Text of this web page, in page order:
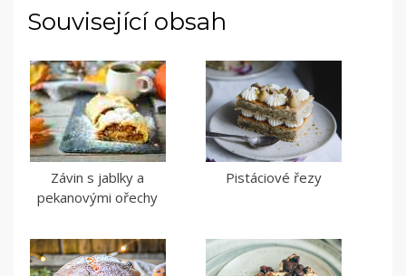
Související obsah
Závin s jablky a
pekanovými ořechy
Pistáciové řezy